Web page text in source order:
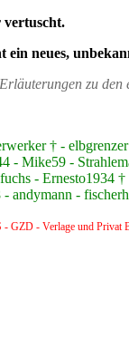
vertuscht.
neues,
zu den
† -
- Mike59 -
- Ernesto1934
andymann -
GZD - Verlage und Privat